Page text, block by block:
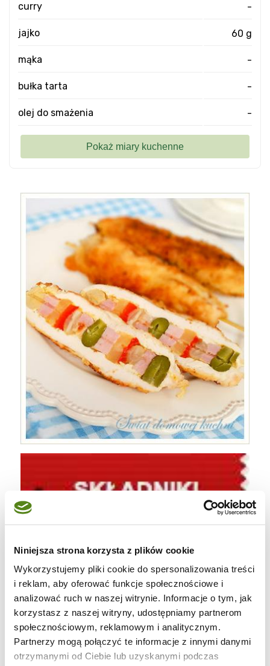
Niniejsza strona korzysta z plików cookie
Wykorzystujemy pliki cookie do spersonalizowania treści
i reklam, aby oferować funkcje społecznościowe i
analizować ruch w naszej witrynie. Informacje o tym, jak
korzystasz z naszej witryny, udostępniamy partnerom
społecznościowym, reklamowym i analitycznym.
Partnerzy mogą połączyć te informacje z innymi danymi
otrzymanymi od Ciebie lub uzyskanymi podczas
2 podwójne filety z kurczaka średnie
kilka plastrów boczku wędzonego
(pokrojone w kostkę)
3 małe ogórki konserwowe (pokrojone w
curry -
jajko 60 g
mąka -
bułka tarta -
olej do smażenia -